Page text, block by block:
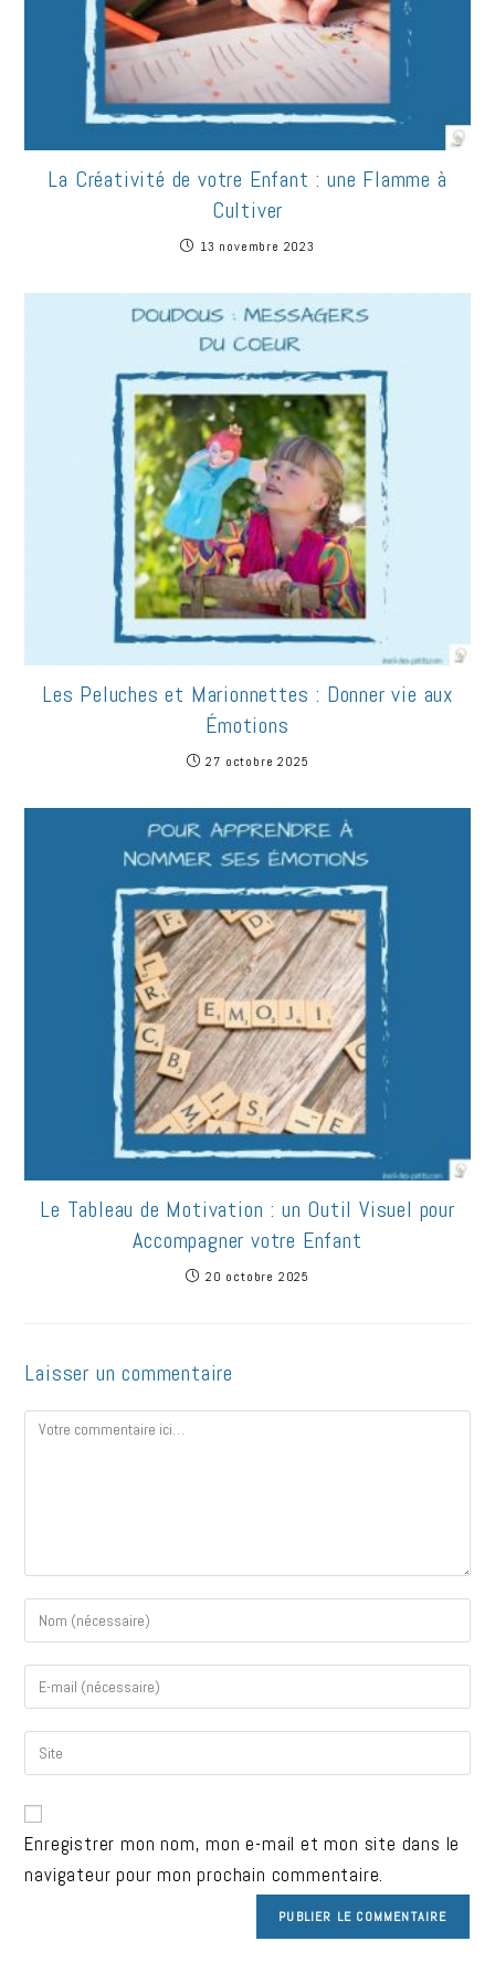
La Créativité de votre Enfant : une Flamme à
Cultiver
13 novembre 2023
Les Peluches et Marionnettes : Donner vie aux
Émotions
27 octobre 2025
Le Tableau de Motivation : un Outil Visuel pour
Accompagner votre Enfant
20 octobre 2025
Laisser un commentaire
Enregistrer mon nom, mon e-mail et mon site dans le
navigateur pour mon prochain commentaire.